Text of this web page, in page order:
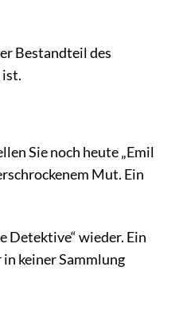
Bestandteil des
Sie noch heute „Emil
Mut. Ein
Detektive“ wieder. Ein
keiner Sammlung